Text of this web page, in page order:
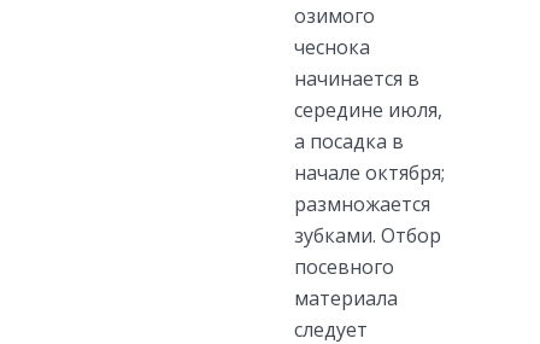
озимого
чеснока
начинается в
середине июля,
а посадка в
начале октября;
размножается
зубками. Отбор
посевного
материала
следует